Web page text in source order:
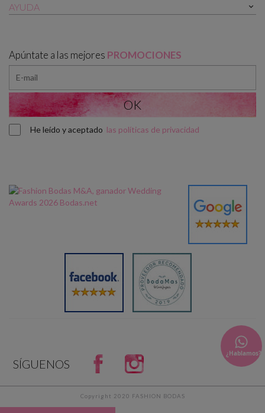
AYUDA 
Apúntate a las mejores PROMOCIONES
He leído y aceptado las políticas de privacidad
SÍGUENOS Facebook
¿Hablamos?
Copyright 2020 FASHION BODAS